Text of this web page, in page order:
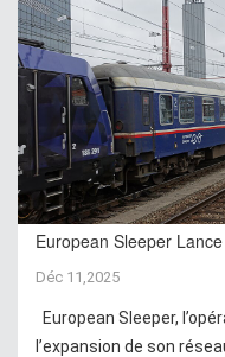
European Sleeper
Déc 11,2025
European Sleeper,
l’expansion de son